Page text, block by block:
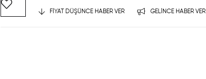
FIYAT DÜŞÜNCE HABER VER GELINCE HABER VER